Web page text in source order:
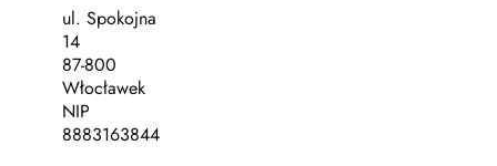
ul. Spokojna
14
87-800
Włocławek
NIP
8883163844